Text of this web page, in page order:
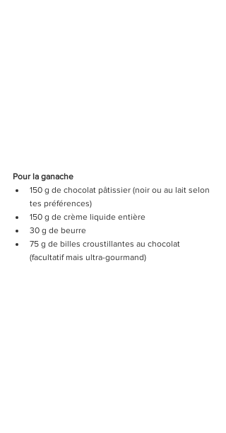
Pour la ganache
150 g de chocolat pâtissier (noir ou au lait selon
tes préférences)
150 g de crème liquide entière
30 g de beurre
75 g de billes croustillantes au chocolat
(facultatif mais ultra-gourmand)